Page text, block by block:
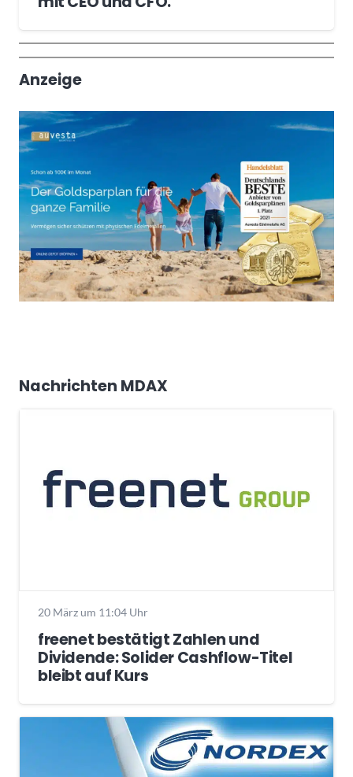
Wochenrückblick
Trendthemen
Anzeige
Nachrichten MDAX
20 März um 11:04 Uhr
freenet bestätigt Zahlen und
Dividende: Solider Cashflow-Titel
bleibt auf Kurs